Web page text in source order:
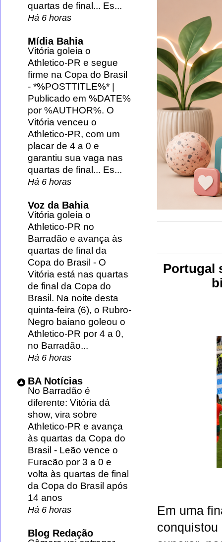
Portugal
Em uma
conquistou
quartas de final... Es...
Há 6 horas
Mídia Bahia
Vitória goleia o
Athletico-PR e segue
firme na Copa do Brasil
- *%POSTTITLE%* |
Publicado em %DATE%
por %AUTHOR%. O
Vitória venceu o
Athletico-PR, com um
placar de 4 a 0 e
garantiu sua vaga nas
quartas de final... Es...
Há 6 horas
Voz da Bahia
Vitória goleia o
Athletico-PR no
Barradão e avança às
quartas de final da
Copa do Brasil - O
Vitória está nas quartas
de final da Copa do
Brasil. Na noite desta
quinta-feira (6), o Rubro-
Negro baiano goleou o
Athletico-PR por 4 a 0,
no Barradão...
Há 6 horas
BA Notícias
No Barradão é
diferente: Vitória dá
show, vira sobre
Athletico-PR e avança
às quartas da Copa do
Brasil - Leão vence o
Furacão por 3 a 0 e
volta às quartas de final
da Copa do Brasil após
14 anos
Há 6 horas
Blog Redação